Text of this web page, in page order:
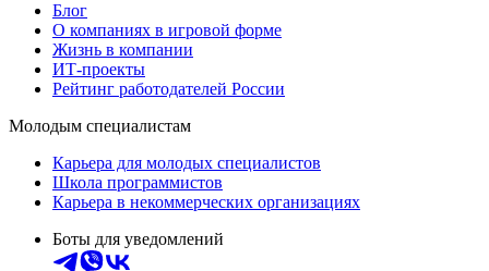
Блог
О компаниях в игровой форме
Жизнь в компании
ИТ-проекты
Рейтинг работодателей России
Молодым специалистам
Карьера для молодых специалистов
Школа программистов
Карьера в некоммерческих организациях
Боты для уведомлений